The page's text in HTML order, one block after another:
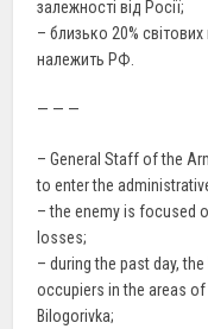
залежності від Росії;
– близько 20%
належить РФ.
— — —
– General Staff of the
to enter the
– the enemy is focused
losses;
– during the past day,
occupiers in the areas of
Bilogorivka;